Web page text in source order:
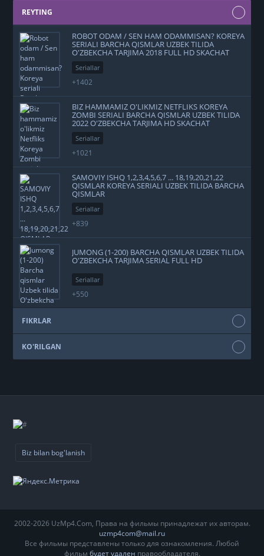
REYTING
ROBOT ODAM / SEN HAM ODAMMISAN? KOREYA
SERIALI BARCHA QISMLAR UZBEK TILIDA
O'ZBEKCHA TARJIMA 2018 FULL HD SKACHAT
Seriallar
+1402
BIZ HAMMAMIZ O'LIKMIZ NETFLIKS KOREYA
ZOMBI SERIALI BARCHA QISMLAR UZBEK TILIDA
2022 O'ZBEKCHA TARJIMA HD SKACHAT
Seriallar
+1021
SAMOVIY ISHQ 1,2,3,4,5,6,7 ... 18,19,20,21,22
QISMLAR KOREYA SERIALI UZBEK TILIDA BARCHA
QISMLAR
Seriallar
+839
JUMONG (1-200) BARCHA QISMLAR UZBEK TILIDA
O'ZBEKCHA TARJIMA SERIAL FULL HD
Seriallar
+550
FIKRLAR
KO'RILGAN
Biz bilan bog'lanish
2002-2026 UzMp4.Com, Права на фильмы принадлежат их авторам.
uzmp4com@mail.ru
Все фильмы представлены только для ознакомления. Любой
фильм будет удален правообладателя.